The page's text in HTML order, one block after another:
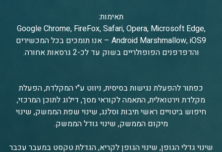
תאימות:
Google Chrome, FireFox, Safari, Opera, Microsoft Edge,
Android Marshmallow, iOS9 – אנו תומכים בכל המכשירים
והדפדפנים הפופולריים בשוק עד לכ-2 גרסאות אחורה.
כפתור להפעלת נגישות בסיסית, ניווט ע"י המקלדת, הפעלת
מקלדת וירטואלית, התאמה לקוראי מסך, דילוג לתוכן המרכזי,
חיפוש ביטויים ראשי תיבות וסלנג, שינוי שפת הממשק, שינוי
מיקום הממשק, שינוי גודל הממשק.
שינוי גדלי הגופן, שינוי הגופן לקריא, הגדלת טקסט במעבר עכבר